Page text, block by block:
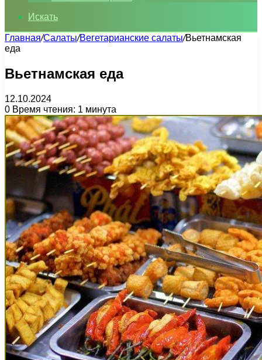
Искать
Главная/Салаты/Вегетарианские салаты/Вьетнамская
еда
Вьетнамская еда
12.10.2024
0 Время чтения: 1 минута